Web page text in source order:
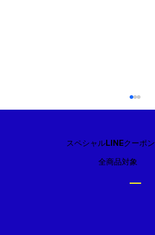
2口コンロ【Paloma】
全商品対象
スペシャルLINEクーポン